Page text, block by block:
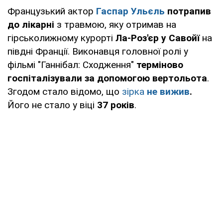
Французький актор Гаспар Ульєль потрапив
до лікарні з травмою, яку отримав на
гірськолижному курорті Ла-Роз'єр у Савойїна
півдні Франції. Виконавця головної ролі у
фільмі "Ганнібал: Сходження" терміново
госпіталізували за допомогою вертольота.
Згодом стало відомо, що зірка не вижив.
Його не стало у віці 37 років.